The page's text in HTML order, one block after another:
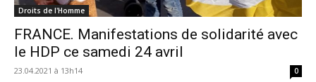
Droits de l'Homme
FRANCE. Manifestations de solidarité avec
le HDP ce samedi 24 avril
23.04.2021 à 13h14 0